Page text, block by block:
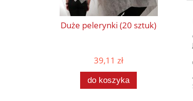
Duże pelerynki (20 sztuk)
39,11 zł
do koszyka